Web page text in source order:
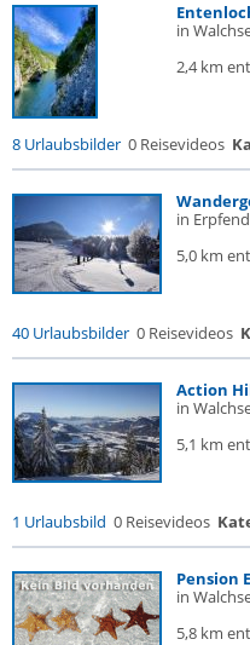
in
2,4 km
8 Urlaubsbilder 0 Reisevideos
in
5,0 km
40 Urlaubsbilder 0 Reisevideos
Action
in
5,1 km
1 Urlaubsbild 0 Reisevideos
Pension
in
5,8 km